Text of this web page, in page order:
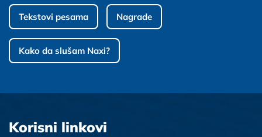
Tekstovi pesama Nagrade
Kako da slušam Naxi?
Korisni linkovi